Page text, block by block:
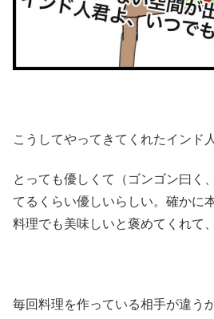
こうしてやってきてくれたインド人
とっても優しくて（ゴンゴン曰く
てるくらい優しいらしい。確かに
料理でも美味しいと褒めてくれて
毎回料理を作っている相手が違う